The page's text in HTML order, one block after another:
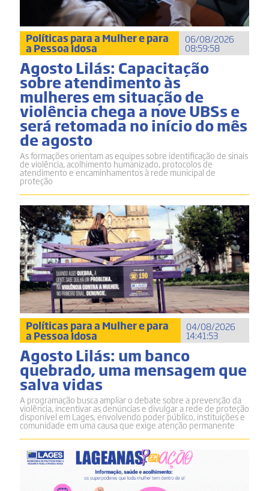
Políticas para a Mulher e para
a Pessoa Idosa
06/08/2026
08:59:58
Agosto Lilás: Capacitação
sobre atendimento às
mulheres em situação de
violência chega a nove UBSs e
será retomada no início do mês
de agosto
As formações orientam as equipes sobre identificação de sinais
de violência, acolhimento humanizado, protocolos de
atendimento e encaminhamentos à rede municipal de
proteção
Políticas para a Mulher e para
a Pessoa Idosa
04/08/2026
14:41:53
Agosto Lilás: um banco
quebrado, uma mensagem que
salva vidas
A programação busca ampliar o debate sobre a prevenção da
violência, incentivar as denúncias e divulgar a rede de proteção
disponível em Lages, envolvendo poder público, instituições e
comunidade em uma causa que exige atenção permanente